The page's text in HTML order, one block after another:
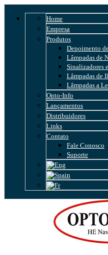
Home
Empresa
Produtos
Depoimento
Lâmpadas de
Sinalizadores
Lâmpadas de
Lâmpadas a
Opto-Info
Lançamentos
Distribuidores
Links
Contato
Fale Conosco
Suporte